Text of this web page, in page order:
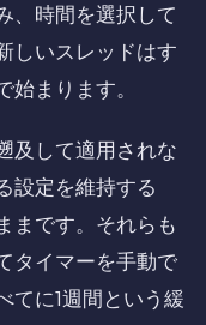
、時間を選択して
しいスレッドはす
まります。
及して適用されな
設定を維持する
まです。それらも
タイマーを手動で
てに1週間という緩